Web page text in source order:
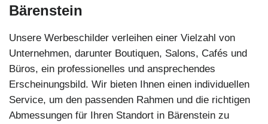
Bärenstein
Unsere Werbeschilder verleihen einer Vielzahl von
Unternehmen, darunter Boutiquen, Salons, Cafés und
Büros, ein professionelles und ansprechendes
Erscheinungsbild. Wir bieten Ihnen einen individuellen
Service, um den passenden Rahmen und die richtigen
Abmessungen für Ihren Standort in Bärenstein zu